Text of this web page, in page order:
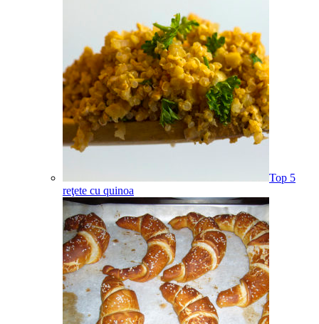
Top 5
reţete cu quinoa